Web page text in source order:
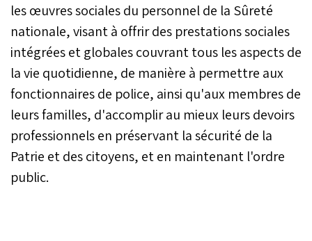
les œuvres sociales du personnel de la Sûreté
nationale, visant à offrir des prestations sociales
intégrées et globales couvrant tous les aspects de
la vie quotidienne, de manière à permettre aux
fonctionnaires de police, ainsi qu'aux membres de
leurs familles, d'accomplir au mieux leurs devoirs
professionnels en préservant la sécurité de la
Patrie et des citoyens, et en maintenant l'ordre
public.